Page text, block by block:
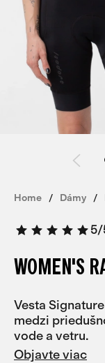
Home Dámy
5/
WOMEN'S
Vesta
medzi
vode a vetru.
Objavte viac